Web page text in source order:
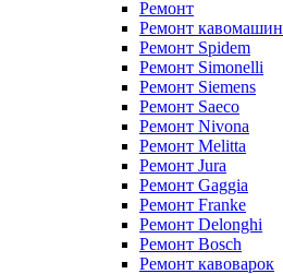
Ремонт
Ремонт кавомашин
Ремонт Spidem
Ремонт Simonelli
Ремонт Siemens
Ремонт Saeco
Ремонт Nivona
Ремонт Melitta
Ремонт Jura
Ремонт Gaggia
Ремонт Franke
Ремонт Delonghi
Ремонт Bosch
Ремонт кавоварок